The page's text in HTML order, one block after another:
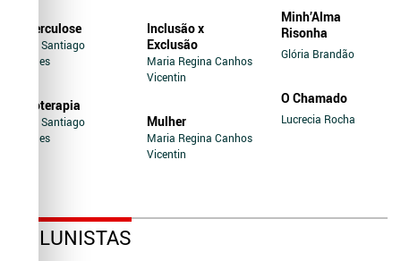
Tuberculose
Jairo Santiago
Novaes
Soroterapia
Jairo Santiago
Novaes
Inclusão x
Exclusão
Maria Regina Canhos
Vicentin
Mulher
Maria Regina Canhos
Vicentin
Minh’Alma
Risonha
Glória Brandão
O Chamado
Lucrecia Rocha
COLUNISTAS